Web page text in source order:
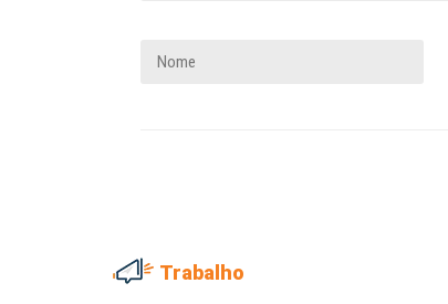
Trabalho